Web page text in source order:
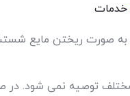
خدمات
صورت ریختن مایع
توصیه نمی شود. در